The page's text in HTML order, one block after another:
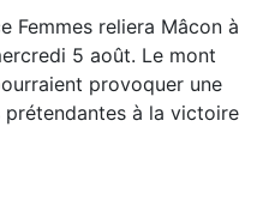
Femmes reliera Mâcon à
5 août. Le mont
provoquer une
à la victoire